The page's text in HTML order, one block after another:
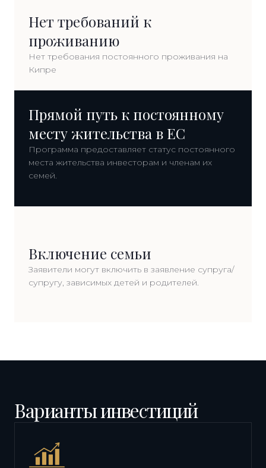
Нет требований к
проживанию
Нет требования постоянного проживания на
Кипре
Прямой путь к постоянному
месту жительства в ЕС
Программа предоставляет статус постоянного
места жительства инвесторам и членам их
семей.
Включение семьи
Заявители могут включить в заявление супруга/
супругу, зависимых детей и родителей.
Варианты инвестиций